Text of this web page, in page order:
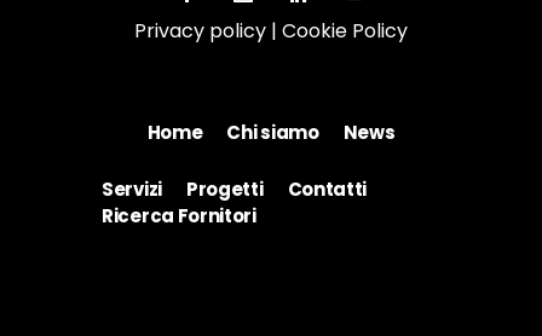
Home Chi siamo News
Privacy policy | Cookie Policy
Servizi Progetti
Contatti
Ricerca Fornitori